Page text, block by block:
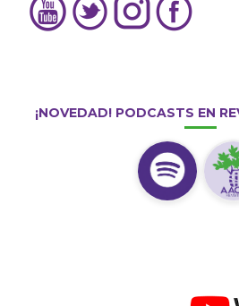
¡NOVEDAD! PODCASTS EN